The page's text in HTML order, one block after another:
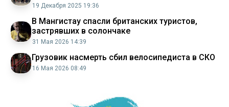
19 Декабря 2025 19:36
В Мангистау спасли британских туристов,
застрявших в солончаке
31 Мая 2026 14:39
Грузовик насмерть сбил велосипедиста в СКО
16 Мая 2026 08:49